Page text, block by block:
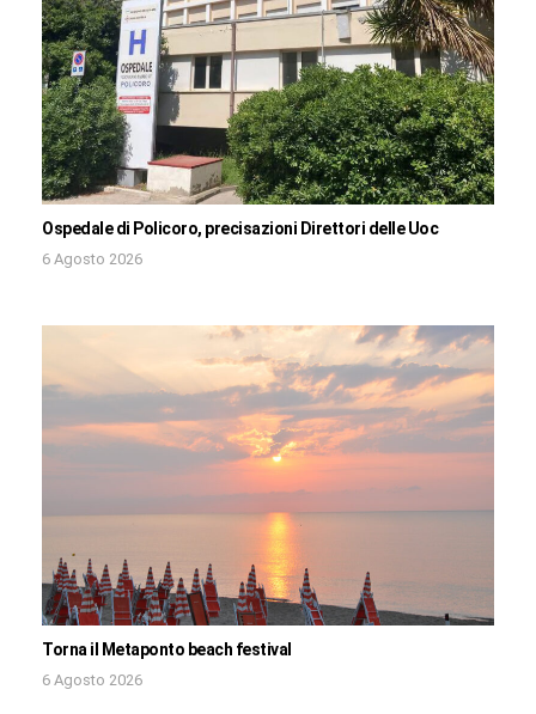
Ospedale di Policoro, precisazioni Direttori delle Uoc
6 Agosto 2026
Torna il Metaponto beach festival
6 Agosto 2026